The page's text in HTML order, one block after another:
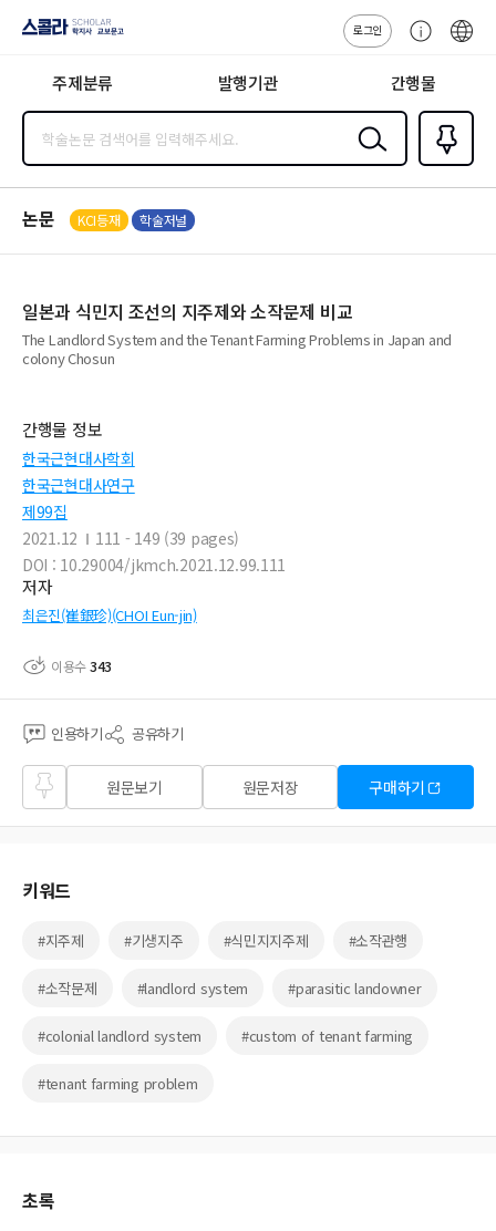
지사·교보문고
로그인
센
주제분류 발행기관 간행물
검색
즐겨찾
기0
논문 KCI등재 학술저널
일본과 식민지 조선의 지주제와 소작문제 비교
The Landlord System and the Tenant Farming Problems in Japan and
colony Chosun
간행물 정보
한국근현대사학회
한국근현대사연구
제99집
2021.12
111 - 149 (39 pages)
DOI : 10.29004/jkmch.2021.12.99.111
저자
최은진(崔銀珍)(CHOI Eun-jin)
이용수343
인용하기 공유하기
즐겨
찾기
원문보기 원문저장 구매하기
키워드
#지주제 #기생지주 #식민지지주제 #소작관행
#소작문제 #landlord system #parasitic landowner
#colonial landlord system #custom of tenant farming
#tenant farming problem
초록